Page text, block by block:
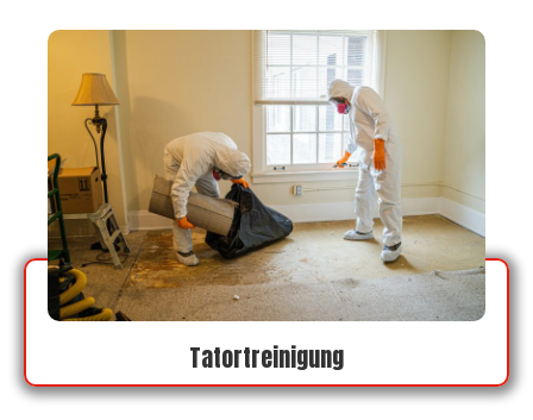
Tatortreinigung